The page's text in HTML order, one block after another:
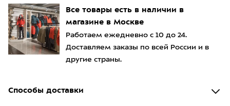
Все товары есть в наличии в
магазине в Москве
Работаем ежедневно с 10 до 24.
Доставляем заказы по всей России и в
другие страны.
Способы доставки